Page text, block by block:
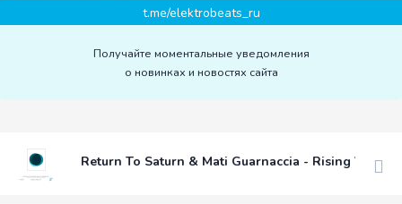
t.me/elektrobeats_ru
Получайте моментальные уведомления
о новинках и новостях сайта
Return To Saturn & Mati Guarnaccia - Rising Vibes